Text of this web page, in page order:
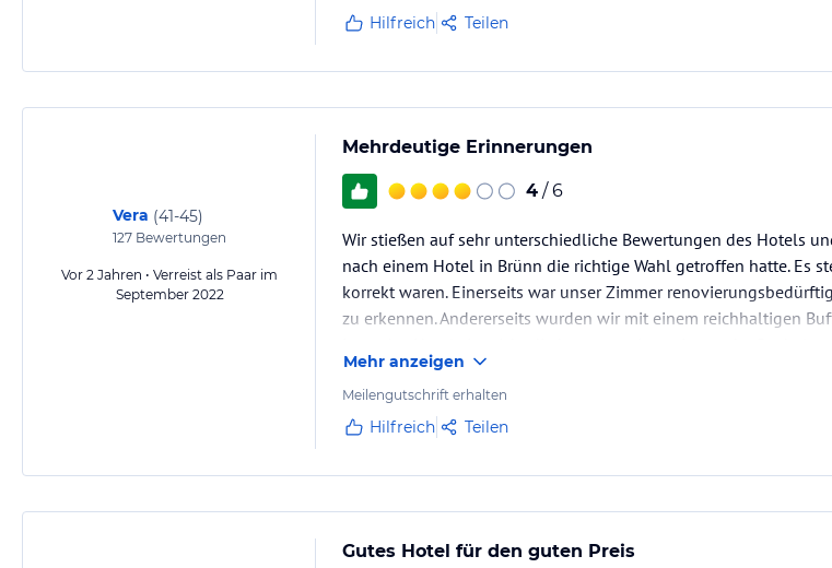
Hilfreich Teilen
Vera (41-45)
127 Bewertungen
Vor 2 Jahren • Verreist als Paar im
September 2022
Mehrdeutige Erinnerungen
4 / 6
Wir stießen auf sehr unterschiedliche Bewertungen des Hotels
nach einem Hotel in Brünn die richtige Wahl getroffen hatte. Es
korrekt waren. Einerseits war unser Zimmer
zu erkennen. Andererseits wurden wir mit einem reichhaltigen
Mehr anzeigen
Meilengutschrift erhalten
Hilfreich Teilen
Gutes Hotel für den guten Preis